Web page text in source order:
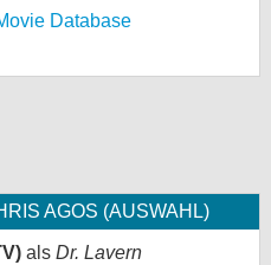
Database
AGOS (AUSWAHL)
als Dr. Lavern